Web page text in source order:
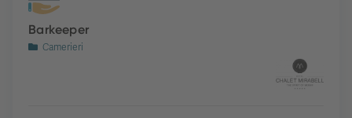
Barkeeper
Camerieri